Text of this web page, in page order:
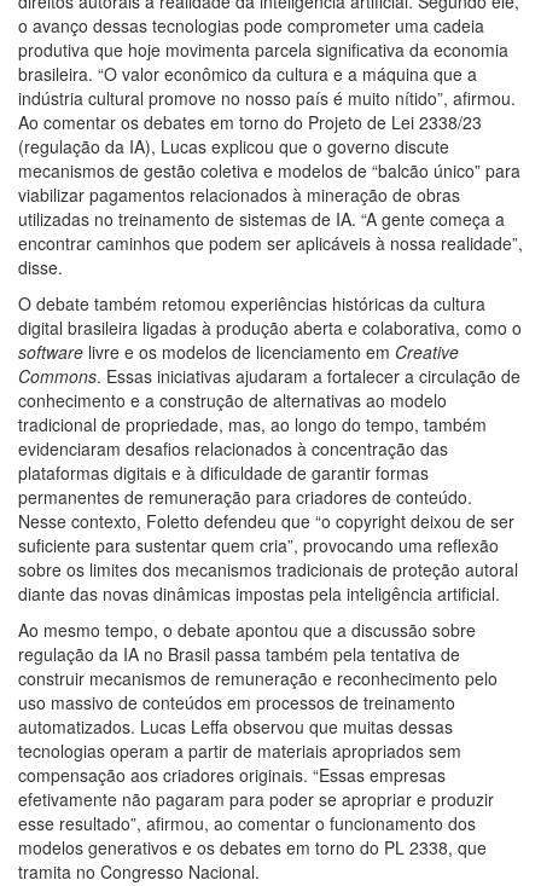
o avanço dessas tecnologias pode comprometer uma cadeia
produtiva que hoje movimenta parcela significativa da economia
brasileira. “O valor econômico da cultura e a máquina que a
indústria cultural promove no nosso país é muito nítido”, afirmou.
Ao comentar os debates em torno do Projeto de Lei 2338/23
(regulação da IA), Lucas explicou que o governo discute
mecanismos de gestão coletiva e modelos de “balcão único” para
viabilizar pagamentos relacionados à mineração de obras
utilizadas no treinamento de sistemas de IA. “A gente começa a
encontrar caminhos que podem ser aplicáveis à nossa realidade”,
disse.
O debate também retomou experiências históricas da cultura
digital brasileira ligadas à produção aberta e colaborativa, como o
software livre e os modelos de licenciamento em Creative
Commons. Essas iniciativas ajudaram a fortalecer a circulação de
conhecimento e a construção de alternativas ao modelo
tradicional de propriedade, mas, ao longo do tempo, também
evidenciaram desafios relacionados à concentração das
plataformas digitais e à dificuldade de garantir formas
permanentes de remuneração para criadores de conteúdo.
Nesse contexto, Foletto defendeu que “o copyright deixou de ser
suficiente para sustentar quem cria”, provocando uma reflexão
sobre os limites dos mecanismos tradicionais de proteção autoral
diante das novas dinâmicas impostas pela inteligência artificial.
Ao mesmo tempo, o debate apontou que a discussão sobre
regulação da IA no Brasil passa também pela tentativa de
construir mecanismos de remuneração e reconhecimento pelo
uso massivo de conteúdos em processos de treinamento
automatizados. Lucas Leffa observou que muitas dessas
tecnologias operam a partir de materiais apropriados sem
compensação aos criadores originais. “Essas empresas
efetivamente não pagaram para poder se apropriar e produzir
esse resultado”, afirmou, ao comentar o funcionamento dos
modelos generativos e os debates em torno do PL 2338, que
tramita no Congresso Nacional.